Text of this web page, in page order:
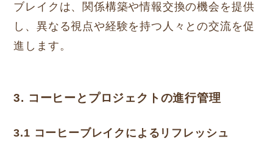
ブレイクは、関係構築や情報交換の機会を提供
し、異なる視点や経験を持つ人々との交流を促
進します。
3. コーヒーとプロジェクトの進行管理
3.1 コーヒーブレイクによるリフレッシュ